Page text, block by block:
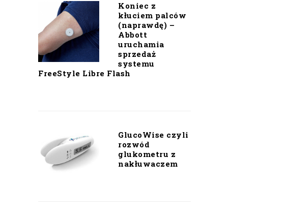
Koniec z
kłuciem palców
(naprawdę) –
Abbott
uruchamia
sprzedaż
systemu
FreeStyle Libre Flash
GlucoWise czyli
rozwód
glukometru z
nakłuwaczem